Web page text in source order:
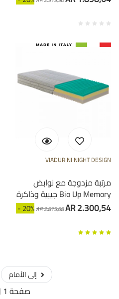
VIADURINI NIGHT DESIGN
مرتبة مزدوجة مع نوابض
جيبية وذاكرة Bio Up Memory
- 20%AR 2.875,68AR 2.300,54
صفحة 1 ل 12